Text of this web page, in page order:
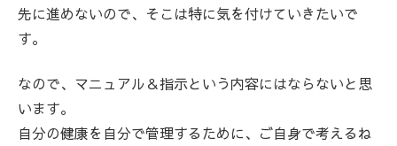
先に進めないので、そこは特に気を付けていきたいで
す。
なので、マニュアル＆指示という内容にはならないと思
います。
自分の健康を自分で管理するために、ご自身で考えるね